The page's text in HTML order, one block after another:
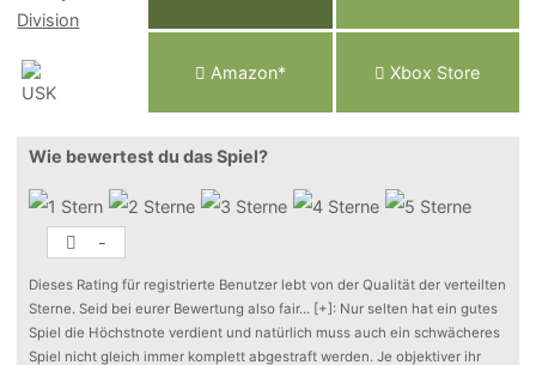
Amazon* Xbox Store
Wie bewertest du das Spiel?
-
Dieses Rating für registrierte Benutzer lebt von der Qualität der verteilten
Sterne. Seid bei eurer Bewertung also fair... [+] : Nur selten hat ein gutes
Spiel die Höchstnote verdient und natürlich muss auch ein schwächeres
Spiel nicht gleich immer komplett abgestraft werden. Je objektiver ihr